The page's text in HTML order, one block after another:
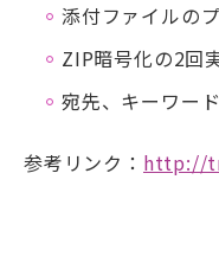
添付ファイルの
ZIP暗号化の2回
宛先、キーワー
参考リンク： http://